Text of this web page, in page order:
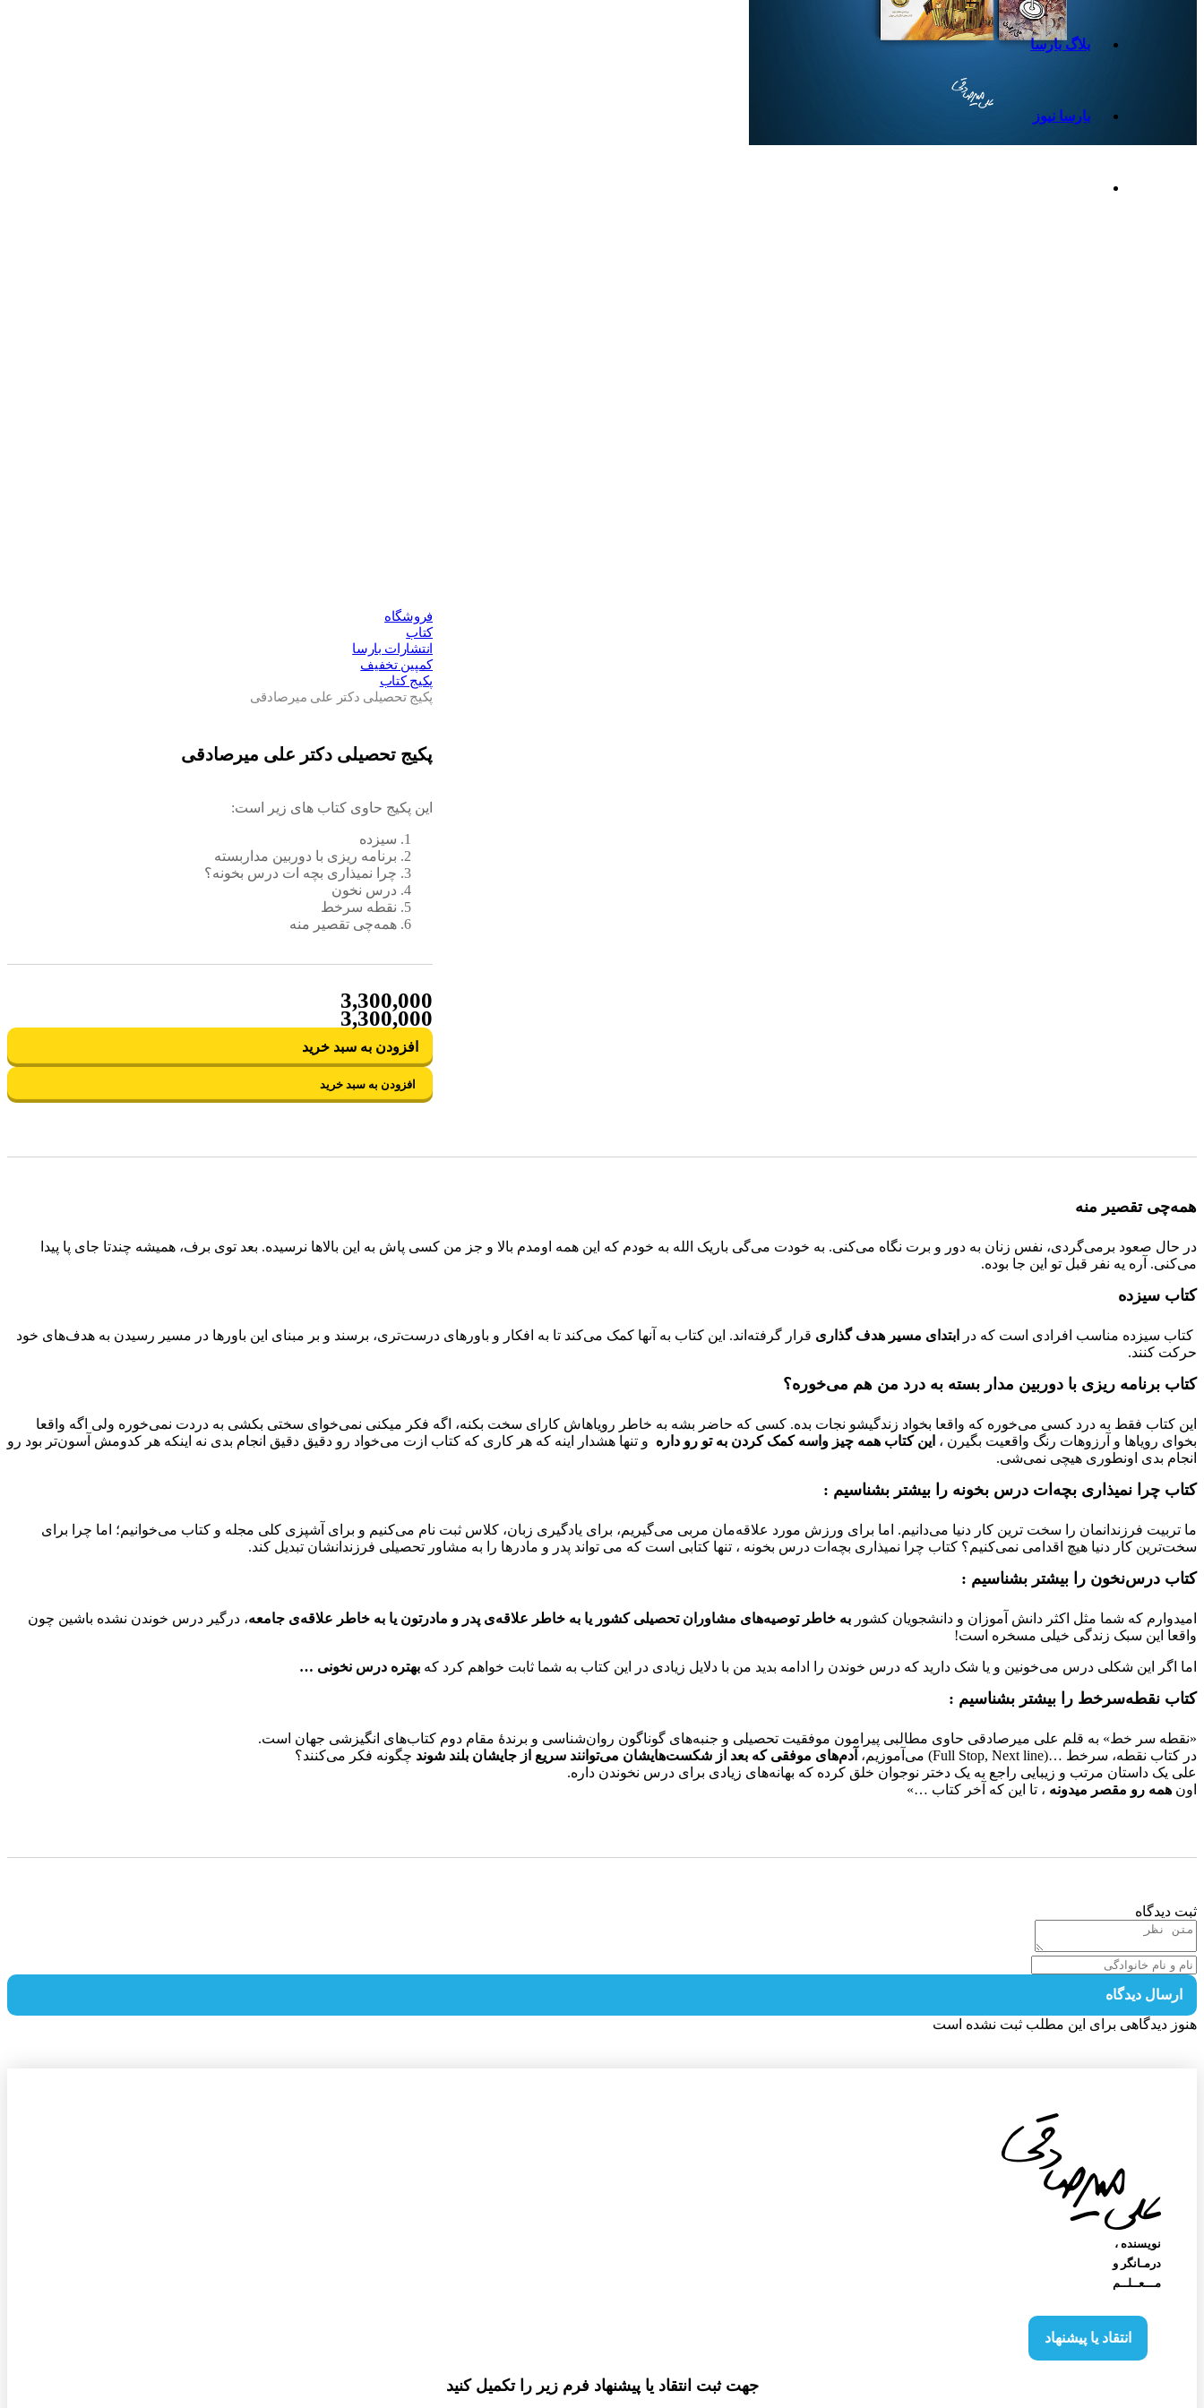
بلاگ بارسا
بارسا نیوز
فروشگاه
کتاب
انتشارات بارسا
کمپین تخفیف
پکیج کتاب
پکیج تحصیلی دکتر علی میرصادقی
پکیج تحصیلی دکتر علی میرصادقی
این پکیج حاوی کتاب های زیر است:
سیزده
برنامه ریزی با دوربین مداربسته
چرا نمیذاری بچه ات درس بخونه؟
درس نخون
نقطه سرخط
همه‌چی تقصیر منه
3,300,000
3,300,000
افزودن به سبد خرید
افزودن به سبد خرید
همه‌چی تقصیر منه
در حال صعود برمی‌گردی، نفس زنان به دور و برت نگاه می‌کنی. به خودت می‌گی باریک ا‌لله به خودم که این همه اومدم بالا و جز من کسی پاش به این بالاها نرسیده. بعد توی برف، همیشه چندتا جای پا پیدا
می‌کنی. آره یه نفر قبل تو این جا بوده.
کتاب سیزده
کتاب سیزده مناسب افرادی است که در ابتدای مسیر هدف گذاری قرار گرفته‌اند. این کتاب به آنها کمک می‌کند تا به افکار و باورهای درست‌تری، برسند و بر مبنای این باور‌ها در مسیر رسیدن به هدف‌های خود
حرکت کنند.
کتاب برنامه ریزی با دوربین مدار بسته به درد من هم می‌خوره؟
این کتاب فقط به درد کسی می‌خوره که واقعا بخواد زندگیشو نجات بده. کسی که حاضر بشه به خاطر رویاهاش کارای سخت بکنه، اگه فکر میکنی نمی‌خوای سختی بکشی به دردت نمی‌خوره ولی اگه واقعا
بخوای رویاها و آرزوهات رنگ واقعیت بگیرن ، این کتاب همه چیز واسه کمک کردن به تو رو داره و تنها هشدار اینه که هر کاری که کتاب ازت می‌خواد رو دقیق دقیق انجام بدی نه اینکه هر کدومش آسون‌تر بود رو
انجام بدی اونطوری هیچی نمی‌شی.
کتاب چرا نمیذاری بچه‌ات درس بخونه را بیشتر بشناسیم :
ما تربیت فرزندانمان را سخت ترین کار دنیا می‌دانیم. اما برای ورزش مورد علاقه‌مان مربی می‌گیریم، برای یادگیری زبان، کلاس ثبت نام می‌کنیم و برای آشپزی کلی مجله و کتاب می‌خوانیم؛ اما چرا برای
سخت‌ترین کار دنیا هیچ اقدامی نمی‌کنیم؟ کتاب چرا نمیذاری بچه‌ات درس بخونه ، تنها کتابی است که می تواند پدر و مادرها را به مشاور تحصیلی فرزندانشان تبدیل کند.
کتاب درس‌نخون را بیشتر بشناسیم :
امیدوارم که شما مثل اکثر دانش آموزان و دانشجویان کشور به خاطر توصیه‌های مشاوران تحصیلی کشور یا به خاطر علاقه‌ی پدر و مادرتون یا به خاطر علاقه‌ی جامعه، درگیر درس خوندن نشده باشین چون
واقعا این سبک زندگی خیلی مسخره است!
اما اگر این شکلی درس می‌خونین و یا شک دارید که درس خوندن را ادامه بدید من با دلایل زیادی در این کتاب به شما ثابت خواهم کرد که بهتره درس نخونی …
کتاب نقطه‌سرخط را بیشتر بشناسیم :
«نقطه سر خط» به قلم علی میرصادقی حاوی مطالبی پیرامون موفقیت‌ تحصیلی و جنبه‌های گوناگون روان‌شناسی و برندۀ مقام دوم کتاب‌های انگیزشی جهان است.
در کتاب نقطه، سرخط …(Full Stop, Next line) می‌آموزیم،
آدم‌های موفقی که بعد از شکست‌هایشان می‌توانند سریع از جایشان بلند شوند چگونه فکر می‌کنند؟
علی یک داستان مرتب و زیبایی راجع به یک دختر‌‌‌ نوجوان خلق کرده که بهانه‌های زیادی برای درس نخوندن داره.
اون همه رو مقصر میدونه ، تا این که آخر کتاب …»
ثبت دیدگاه
ارسال دیدگاه
هنوز دیدگاهی برای این مطلب ثبت نشده است
نویسنده‌ ،
درمـانگر و
مـــعــلــم
انتقاد یا پیشنهاد
جهت ثبت انتقاد یا پیشنهاد فرم زیر را تکمیل کنید